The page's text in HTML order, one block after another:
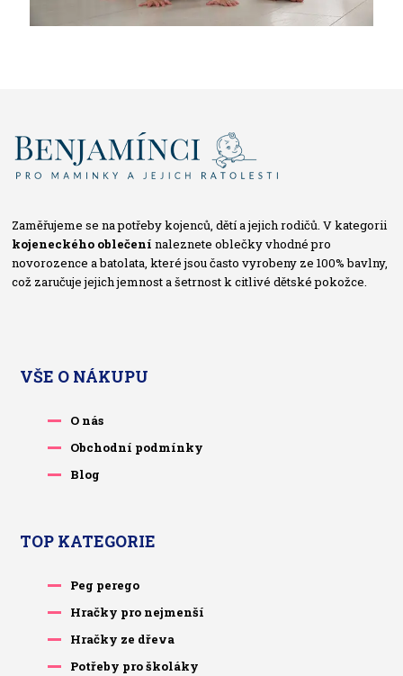
Zaměřujeme se na potřeby kojenců, dětí a jejich rodičů. V kategorii
kojeneckého oblečení naleznete oblečky vhodné pro
novorozence a batolata, které jsou často vyrobeny ze 100% bavlny,
což zaručuje jejich jemnost a šetrnost k citlivé dětské pokožce.
VŠE O NÁKUPU
O nás
Obchodní podmínky
Blog
TOP KATEGORIE
Peg perego
Hračky pro nejmenší
Hračky ze dřeva
Potřeby pro školáky